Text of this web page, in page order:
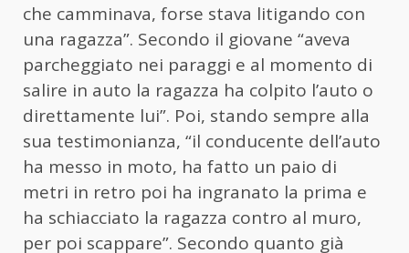
che camminava, forse stava litigando con
una ragazza”. Secondo il giovane “aveva
parcheggiato nei paraggi e al momento di
salire in auto la ragazza ha colpito l’auto o
direttamente lui”. Poi, stando sempre alla
sua testimonianza, “il conducente dell’auto
ha messo in moto, ha fatto un paio di
metri in retro poi ha ingranato la prima e
ha schiacciato la ragazza contro al muro,
per poi scappare”. Secondo quanto già